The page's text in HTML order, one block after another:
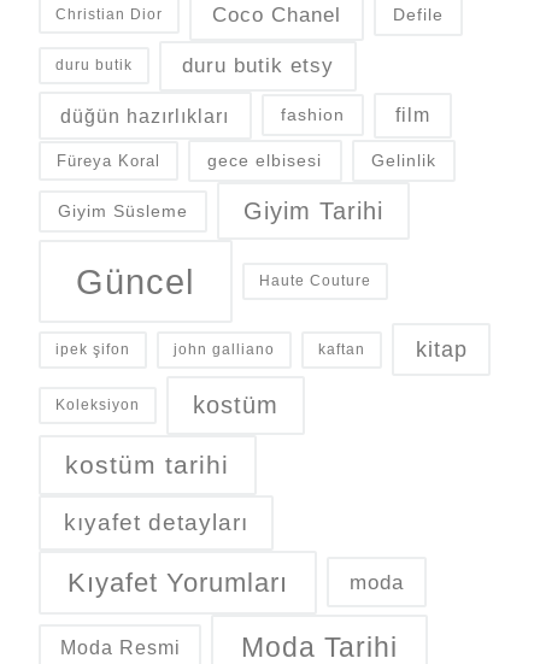
Christian Dior Coco Chanel Defile
duru butik duru butik etsy
düğün hazırlıkları fashion film
Füreya Koral gece elbisesi Gelinlik
Giyim Süsleme Giyim Tarihi
Güncel Haute Couture
ipek şifon john galliano kaftan kitap
Koleksiyon kostüm
kostüm tarihi
kıyafet detayları
Kıyafet Yorumları moda
Moda Resmi Moda Tarihi